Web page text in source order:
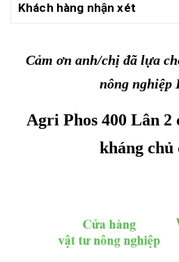
Khách hàng nhận xét
Cảm ơn anh/chị đã lựa
nông nghiệp
Agri Phos 400 Lân
kháng chủ